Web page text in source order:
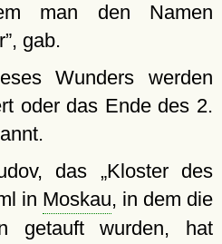
man den Namen
, gab.
Wunders werden
oder das Ende des 2.
das
Kloster des
in Moskau, in dem die
getauft wurden, hat